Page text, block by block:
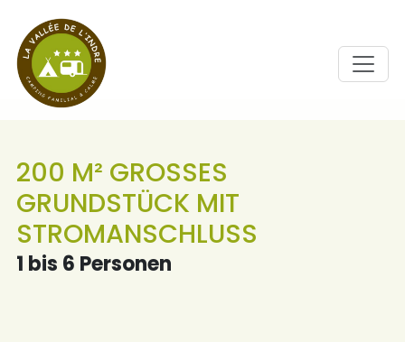
200 M² GROSSES G
RUNDSTÜCK MIT S
TROMANSCHLUSS
1 bis 6 Personen